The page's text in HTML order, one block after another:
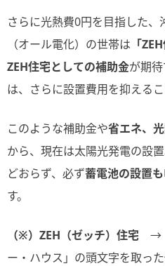
さらに光熱費0円を目指した
（オール電化）の世帯は 「
ZEH住宅としての補助金が期
は、さらに設置費用を抑えるこ
このような補助金や省エネ、
から、現在は太陽光発電の設
どおらず、必ず蓄電池の設置
す。
（※）ZEH（ゼッチ）住宅 →
ー・ハウス」の頭文字を取っ